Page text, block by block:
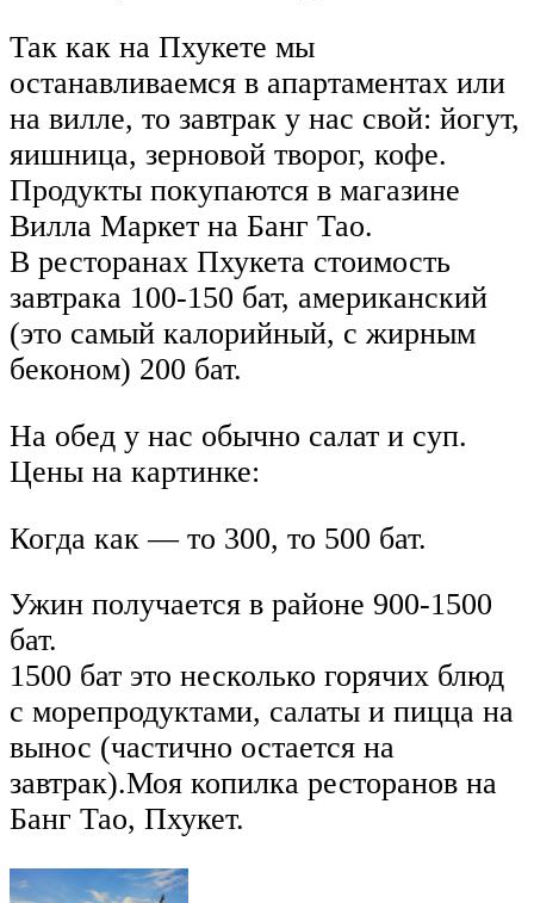
Так как на Пхукете мы
останавливаемся в апартаментах или
на вилле, то завтрак у нас свой: йогут,
яишница, зерновой творог, кофе.
Продукты покупаются в магазине
Вилла Маркет на Банг Тао.
В ресторанах Пхукета стоимость
завтрака 100-150 бат, американский
(это самый калорийный, с жирным
беконом) 200 бат.
На обед у нас обычно салат и суп.
Цены на картинке:
Когда как — то 300, то 500 бат.
Ужин получается в районе 900-1500
бат.
1500 бат это несколько горячих блюд
с морепродуктами, салаты и пицца на
вынос (частично остается на
завтрак).Моя копилка ресторанов на
Банг Тао, Пхукет.